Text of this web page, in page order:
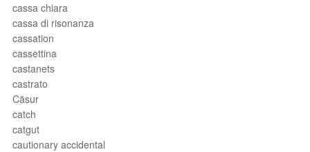
cassa chiara
cassa di risonanza
cassation
cassettina
castanets
castrato
Cäsur
catch
catgut
cautionary accidental